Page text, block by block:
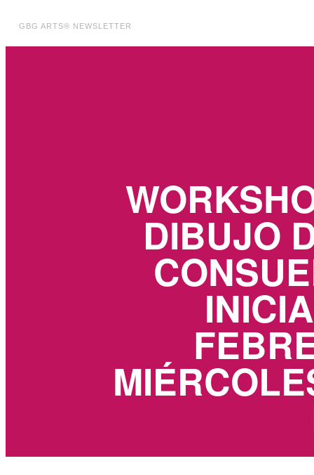
GBG ARTS® NEWSLETTER
DIBUJO